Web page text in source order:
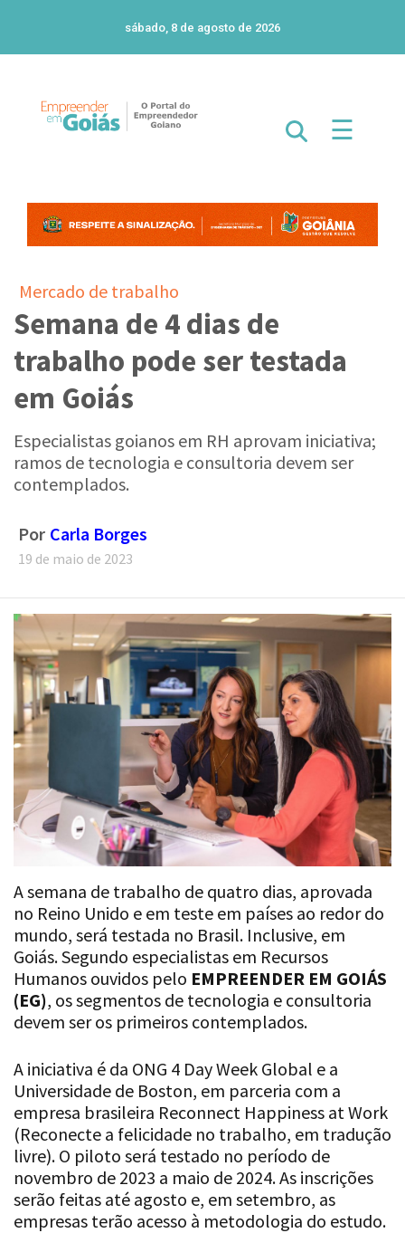
sábado, 8 de agosto de 2026
☰
Mercado de trabalho
Semana de 4 dias de
trabalho pode ser testada
em Goiás
Especialistas goianos em RH aprovam iniciativa;
ramos de tecnologia e consultoria devem ser
contemplados.
Por Carla Borges
19 de maio de 2023
A semana de trabalho de quatro dias, aprovada
no Reino Unido e em teste em países ao redor do
mundo, será testada no Brasil. Inclusive, em
Goiás. Segundo especialistas em Recursos
Humanos ouvidos pelo EMPREENDER EM GOIÁS
(EG), os segmentos de tecnologia e consultoria
devem ser os primeiros contemplados.
A iniciativa é da ONG 4 Day Week Global e a
Universidade de Boston, em parceria com a
empresa brasileira Reconnect Happiness at Work
(Reconecte a felicidade no trabalho, em tradução
livre). O piloto será testado no período de
novembro de 2023 a maio de 2024. As inscrições
serão feitas até agosto e, em setembro, as
empresas terão acesso à metodologia do estudo.